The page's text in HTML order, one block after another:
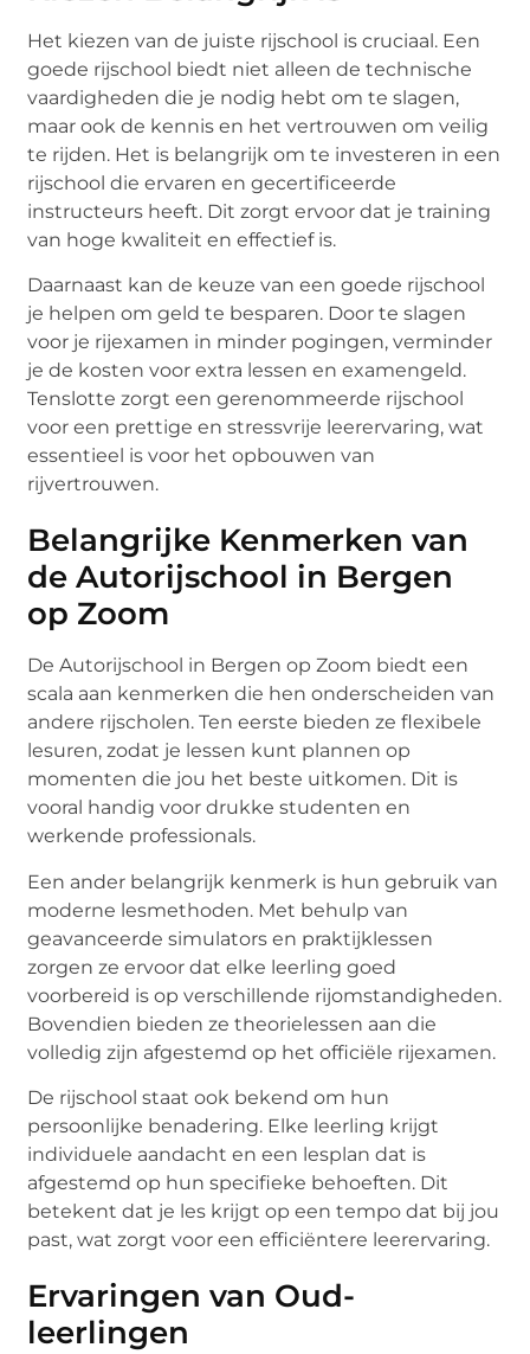
Het kiezen van de juiste rijschool is cruciaal. Een
goede rijschool biedt niet alleen de technische
vaardigheden die je nodig hebt om te slagen,
maar ook de kennis en het vertrouwen om veilig
te rijden. Het is belangrijk om te investeren in een
rijschool die ervaren en gecertificeerde
instructeurs heeft. Dit zorgt ervoor dat je training
van hoge kwaliteit en effectief is.
Daarnaast kan de keuze van een goede rijschool
je helpen om geld te besparen. Door te slagen
voor je rijexamen in minder pogingen, verminder
je de kosten voor extra lessen en examengeld.
Tenslotte zorgt een gerenommeerde rijschool
voor een prettige en stressvrije leerervaring, wat
essentieel is voor het opbouwen van
rijvertrouwen.
Belangrijke Kenmerken van
de Autorijschool in Bergen
op Zoom
De Autorijschool in Bergen op Zoom biedt een
scala aan kenmerken die hen onderscheiden van
andere rijscholen. Ten eerste bieden ze flexibele
lesuren, zodat je lessen kunt plannen op
momenten die jou het beste uitkomen. Dit is
vooral handig voor drukke studenten en
werkende professionals.
Een ander belangrijk kenmerk is hun gebruik van
moderne lesmethoden. Met behulp van
geavanceerde simulators en praktijklessen
zorgen ze ervoor dat elke leerling goed
voorbereid is op verschillende rijomstandigheden.
Bovendien bieden ze theorielessen aan die
volledig zijn afgestemd op het officiële rijexamen.
De rijschool staat ook bekend om hun
persoonlijke benadering. Elke leerling krijgt
individuele aandacht en een lesplan dat is
afgestemd op hun specifieke behoeften. Dit
betekent dat je les krijgt op een tempo dat bij jou
past, wat zorgt voor een efficiëntere leerervaring.
Ervaringen van Oud-
leerlingen